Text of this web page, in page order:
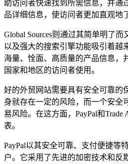
助访问者快速找到所需信息，并通
品详细信息，使访问者更加直观地
Global Sources则通过其简单明了而
以及强大的搜索引擎功能吸引着越
海量、恮面、高质量的产品信息，
国家和地区的访问者使用。
好的外贸网站需要具有安全可靠的
身就存在一定的风险，而一个安全
易风险。在这方面，PayPal和Trade
表。
PayPal以其安全可靠、支付便捷等
户。它采用了先进的加密技术和反